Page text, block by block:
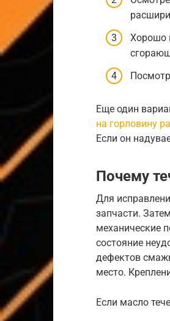
Хорошо
Еще один
на горловину
Если он
Почему
Для
запчасти.
механические
состояние
дефектов
место.
Если масло